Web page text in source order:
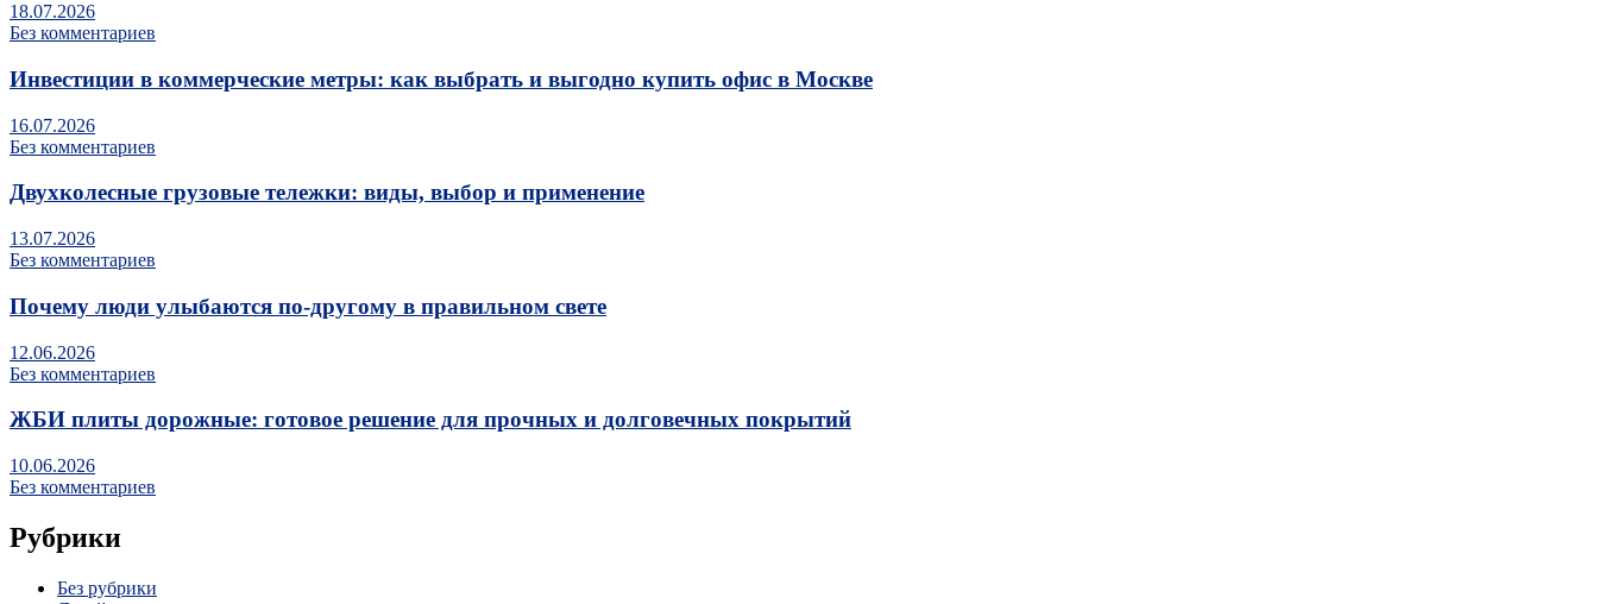
18.07.2026
Без комментариев
Инвестиции в коммерческие метры: как выбрать и выгодно купить офис в Москве
16.07.2026
Без комментариев
Двухколесные грузовые тележки: виды, выбор и применение
13.07.2026
Без комментариев
Почему люди улыбаются по‑другому в правильном свете
12.06.2026
Без комментариев
ЖБИ плиты дорожные: готовое решение для прочных и долговечных покрытий
10.06.2026
Без комментариев
Рубрики
Без рубрики